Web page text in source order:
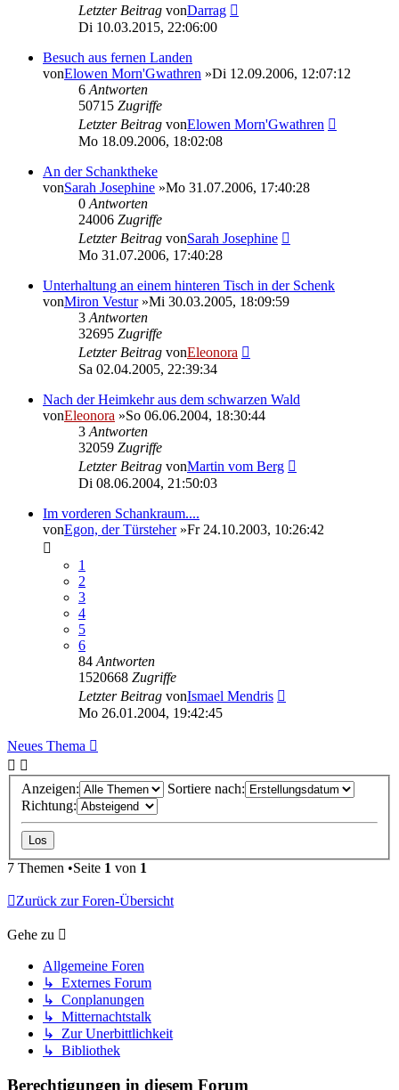
Letzter Beitrag vonDarrag
Di 10.03.2015, 22:06:00
Besuch aus fernen Landen
vonElowen Morn'Gwathren »Di 12.09.2006, 12:07:12
6 Antworten
50715 Zugriffe
Letzter Beitrag vonElowen Morn'Gwathren
Mo 18.09.2006, 18:02:08
An der Schanktheke
vonSarah Josephine »Mo 31.07.2006, 17:40:28
0 Antworten
24006 Zugriffe
Letzter Beitrag vonSarah Josephine
Mo 31.07.2006, 17:40:28
Unterhaltung an einem hinteren Tisch in der Schenk
vonMiron Vestur»Mi 30.03.2005, 18:09:59
3 Antworten
32695 Zugriffe
Letzter Beitrag vonEleonora
Sa 02.04.2005, 22:39:34
Nach der Heimkehr aus dem schwarzen Wald
vonEleonora »So 06.06.2004, 18:30:44
3 Antworten
32059 Zugriffe
Letzter Beitrag vonMartin vom Berg
Di 08.06.2004, 21:50:03
Im vorderen Schankraum....
vonEgon, der Türsteher»Fr 24.10.2003, 10:26:42
1
2
3
4
5
6
84 Antworten
1520668 Zugriffe
Letzter Beitrag vonIsmael Mendris
Mo 26.01.2004, 19:42:45
Neues Thema
Anzeigen:
Sortiere nach:
Richtung:
7 Themen •Seite 1 von 1
Zurück zur Foren-Übersicht
Gehe zu
Allgemeine Foren
↳ Externes Forum
↳ Conplanungen
↳ Mitternachtstalk
↳ Zur Unerbittlichkeit
↳ Bibliothek
Berechtigungen in diesem Forum